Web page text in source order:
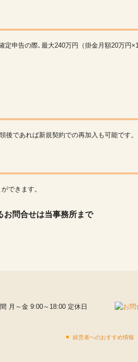
申告の際､最大240万円（掛金月額20万円
であれば新規契約での再加入も可能です。
できます。
お問合せは当事務所まで
経営者へのおすすめ情報